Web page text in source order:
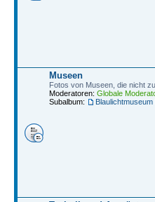
Museen
Fotos von Museen, die nicht
Moderatoren: Globale
Subalbum: